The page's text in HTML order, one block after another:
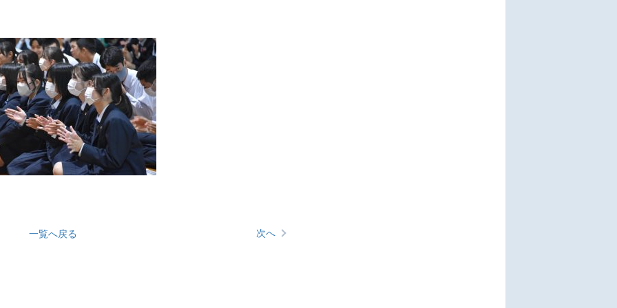
一覧へ戻る 次へ